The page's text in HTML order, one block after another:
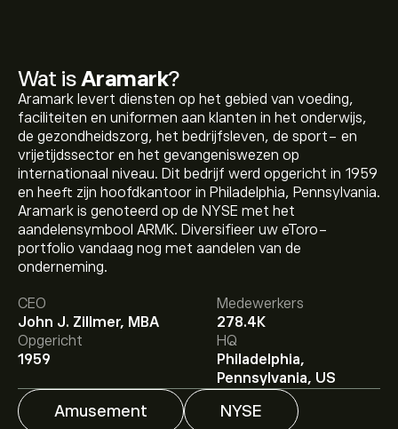
Wat is Aramark?
Aramark levert diensten op het gebied van voeding,
faciliteiten en uniformen aan klanten in het onderwijs,
de gezondheidszorg, het bedrijfsleven, de sport- en
vrijetijdssector en het gevangeniswezen op
internationaal niveau. Dit bedrijf werd opgericht in 1959
en heeft zijn hoofdkantoor in Philadelphia, Pennsylvania.
Aramark is genoteerd op de NYSE met het
aandelensymbool ARMK. Diversifieer uw eToro-
portfolio vandaag nog met aandelen van de
onderneming.
CEO
John J. Zillmer, MBA
Medewerkers
278.4K
Opgericht
1959
HQ
Philadelphia,
Pennsylvania, US
Amusement NYSE
De huidige koers van ARMK is 55.95‎$‎.
Het gemiddelde koersdoel voor Aramark is 55.95‎$‎.
je aan bij eToro voor gedetailleerde
analistenvoorspellingen en koersdoelen.
Analisten bieden voorspellingen voor Aramark
gebaseerd op markttrends, financiële rapporten en
verwachte groei. Bekijk de meest recente voorspelling
voor toekomstige koersbewegingen.